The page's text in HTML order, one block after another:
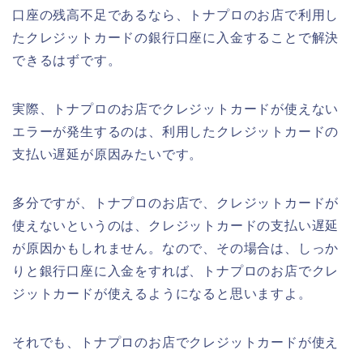
口座の残高不足であるなら、トナプロのお店で利用し
たクレジットカードの銀行口座に入金することで解決
できるはずです。
実際、トナプロのお店でクレジットカードが使えない
エラーが発生するのは、利用したクレジットカードの
支払い遅延が原因みたいです。
多分ですが、トナプロのお店で、クレジットカードが
使えないというのは、クレジットカードの支払い遅延
が原因かもしれません。なので、その場合は、しっか
りと銀行口座に入金をすれば、トナプロのお店でクレ
ジットカードが使えるようになると思いますよ。
それでも、トナプロのお店でクレジットカードが使え